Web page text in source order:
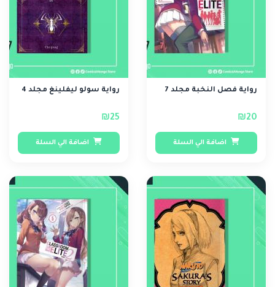
رواية فصل النخبة مجلد 7
₪20
اضافة الي السلة
رواية سولو ليفلينغ مجلد 4
₪25
اضافة الي السلة